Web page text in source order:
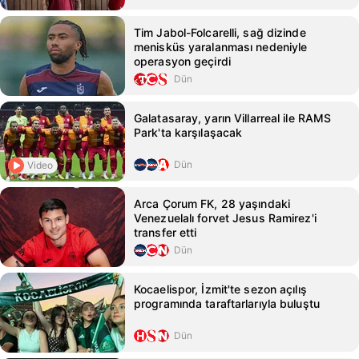
Tim Jabol-Folcarelli, sağ dizinde
menisküs yaralanması nedeniyle
operasyon geçirdi
Dün
Video
Galatasaray, yarın Villarreal ile RAMS
Park'ta karşılaşacak
Dün
Arca Çorum FK, 28 yaşındaki
Venezuelalı forvet Jesus Ramirez'i
transfer etti
Dün
Kocaelispor, İzmit'te sezon açılış
programında taraftarlarıyla buluştu
Dün